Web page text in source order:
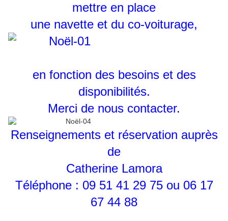
mettre en place
une navette et du co-voiturage,
en fonction des besoins et des
disponibilités.
Merci de nous contacter.
Renseignements et réservation auprès
de
Catherine Lamora
Téléphone : 09 51 41 29 75 ou 06 17
67 44 88